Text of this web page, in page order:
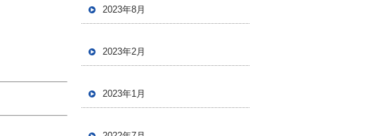
2023年8月
2023年2月
2023年1月